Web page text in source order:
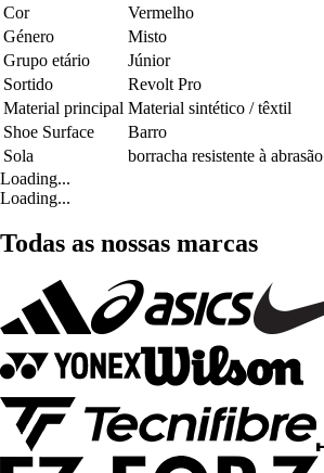
Cor
Vermelho
Género
Misto
Grupo etário
Júnior
Sortido
Revolt Pro
Material principal Material sintético / têxtil
Shoe Surface
Barro
Sola
borracha resistente à abrasão
Loading...
Loading...
Todas as nossas marcas